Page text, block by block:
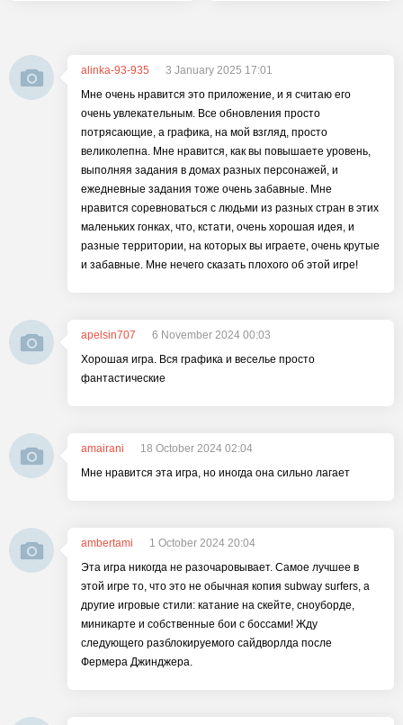
alinka-93-935
3 January 2025 17:01
Мне очень нравится это приложение, и я считаю его
очень увлекательным. Все обновления просто
потрясающие, а графика, на мой взгляд, просто
великолепна. Мне нравится, как вы повышаете уровень,
выполняя задания в домах разных персонажей, и
ежедневные задания тоже очень забавные. Мне
нравится соревноваться с людьми из разных стран в этих
маленьких гонках, что, кстати, очень хорошая идея, и
разные территории, на которых вы играете, очень крутые
и забавные. Мне нечего сказать плохого об этой игре!
apelsin707
6 November 2024 00:03
Хорошая игра. Вся графика и веселье просто
фантастические
amairani
18 October 2024 02:04
Мне нравится эта игра, но иногда она сильно лагает
ambertami
1 October 2024 20:04
Эта игра никогда не разочаровывает. Самое лучшее в
этой игре то, что это не обычная копия subway surfers, а
другие игровые стили: катание на скейте, сноуборде,
миникарте и собственные бои с боссами! Жду
следующего разблокируемого сайдворлда после
Фермера Джинджера.